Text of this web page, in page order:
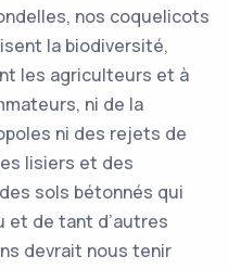
nos coquelicots
la biodiversité,
les agriculteurs et à
ni de la
ni des rejets de
lisiers et des
sols bétonnés qui
et de tant d’autres
devrait nous tenir